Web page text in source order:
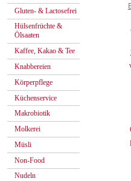
Gluten- & Lactosefrei
Hülsenfrüchte &
Ölsaaten
Kaffee, Kakao & Tee
Knabbereien
Körperpflege
Küchenservice
Makrobiotik
Molkerei
Müsli
Non-Food
Nudeln